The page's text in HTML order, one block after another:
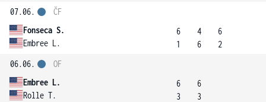
07.06.
Fonseca S.
Embree L.
ČF
6
1
4
6
6
2
06.06.
Embree L.
Rolle T.
OF
6
3
6
3